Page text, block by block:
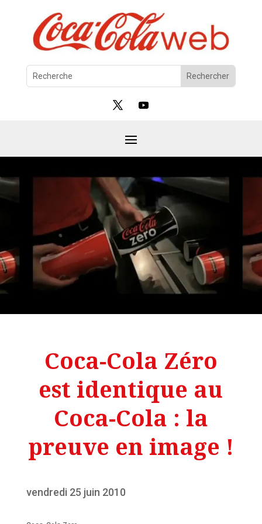
Coca-Cola Zéro
est identique au
Coca-Cola : la
preuve en image !
vendredi 25 juin 2010